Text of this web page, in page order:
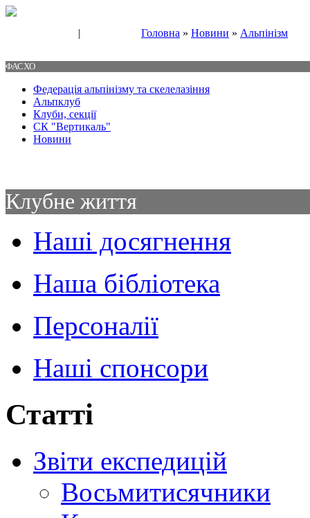
| Головна » Новини » Альпінізм
ФАСХО
Федерація альпінізму та скелелазіння
Альпклуб
Клуби, секції
СК "Вертикаль"
Новини
Клубне життя
Наші досягнення
Наша бібліотека
Персоналії
Наші спонсори
Статті
Звіти експедицій
Восьмитисячники